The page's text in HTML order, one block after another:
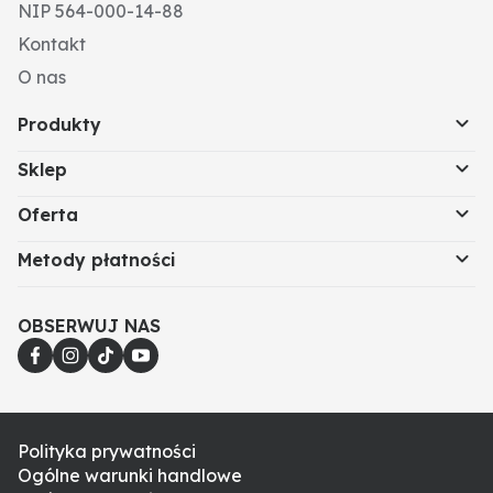
NIP 564-000-14-88
Kontakt
O nas
Produkty
Sklep
Oferta
Metody płatności
OBSERWUJ NAS
Polityka prywatności
Ogólne warunki handlowe